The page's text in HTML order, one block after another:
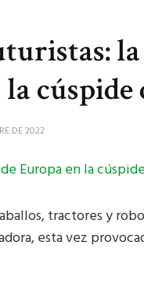
DE 2022
tractores y
esta vez